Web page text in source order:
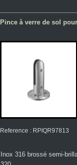
Pince à verre de sol
Reference : RPIQR97813
Inox 316 brossé semi-